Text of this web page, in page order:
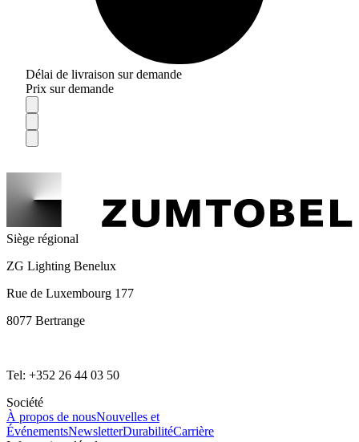
Délai de livraison sur demande
Prix sur demande
Siège régional
ZG Lighting Benelux
Rue de Luxembourg 177
8077 Bertrange
Tel: +352 26 44 03 50
Société
À propos de nousNouvelles et
ÉvénementsNewsletterDurabilitéCarrière